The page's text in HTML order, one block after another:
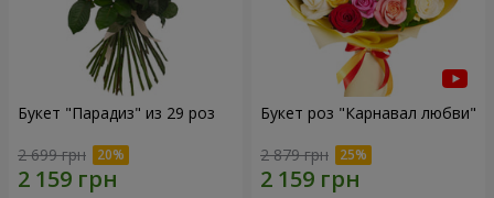
Букет "Парадиз" из 29 роз
2 699 грн
Букет роз "Карнавал любви"
2 879 грн